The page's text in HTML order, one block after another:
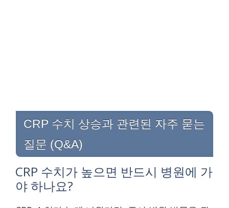
CRP 수치 상승과 관련된 자주 묻는
질문 (Q&A)
CRP 수치가 높으면 반드시 병원에 가
야 하나요?